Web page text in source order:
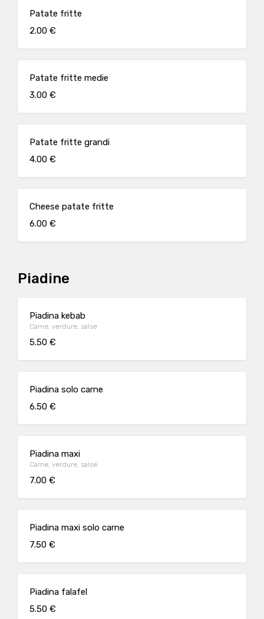
Patate fritte
2.00 €
Patate fritte medie
3.00 €
Patate fritte grandi
4.00 €
Cheese patate fritte
6.00 €
Piadine
Piadina kebab
Carne, verdure, salse
5.50 €
Piadina solo carne
6.50 €
Piadina maxi
Carne, verdure, salse
7.00 €
Piadina maxi solo carne
7.50 €
Piadina falafel
5.50 €